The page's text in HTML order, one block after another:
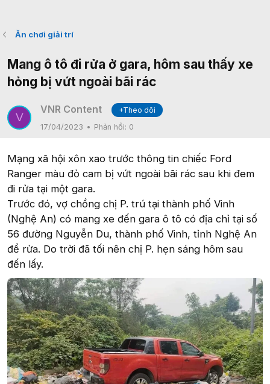
Ăn chơi giải trí
Mang ô tô đi rửa ở gara, hôm sau thấy xe
hỏng bị vứt ngoài bãi rác
V
VNR Content
+Theo dõi
17/04/2023
Phản hồi: 0
Mạng xã hội xôn xao trước thông tin chiếc Ford
Ranger màu đỏ cam bị vứt ngoài bãi rác sau khi đem
đi rửa tại một gara.
Trước đó, vợ chồng chị P. trú tại thành phố Vinh
(Nghệ An) có mang xe đến gara ô tô có địa chỉ tại số
56 đường Nguyễn Du, thành phố Vinh, tỉnh Nghệ An
để rửa. Do trời đã tối nên chị P. hẹn sáng hôm sau
đến lấy.